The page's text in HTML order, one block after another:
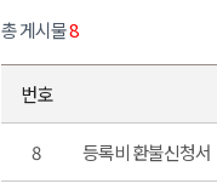
총 게시물8
번호
8 등록비 환불신청서